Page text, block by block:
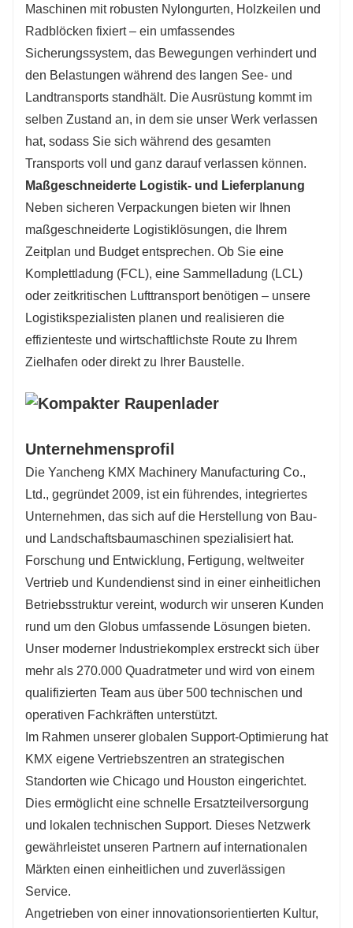
Maschinen mit robusten Nylongurten, Holzkeilen und
Radblöcken fixiert – ein umfassendes
Sicherungssystem, das Bewegungen verhindert und
den Belastungen während des langen See- und
Landtransports standhält. Die Ausrüstung kommt im
selben Zustand an, in dem sie unser Werk verlassen
hat, sodass Sie sich während des gesamten
Transports voll und ganz darauf verlassen können.
Maßgeschneiderte Logistik- und Lieferplanung
Neben sicheren Verpackungen bieten wir Ihnen
maßgeschneiderte Logistiklösungen, die Ihrem
Zeitplan und Budget entsprechen. Ob Sie eine
Komplettladung (FCL), eine Sammelladung (LCL)
oder zeitkritischen Lufttransport benötigen – unsere
Logistikspezialisten planen und realisieren die
effizienteste und wirtschaftlichste Route zu Ihrem
Zielhafen oder direkt zu Ihrer Baustelle.
Unternehmensprofil
Die Yancheng KMX Machinery Manufacturing Co.,
Ltd., gegründet 2009, ist ein führendes, integriertes
Unternehmen, das sich auf die Herstellung von Bau-
und Landschaftsbaumaschinen spezialisiert hat.
Forschung und Entwicklung, Fertigung, weltweiter
Vertrieb und Kundendienst sind in einer einheitlichen
Betriebsstruktur vereint, wodurch wir unseren Kunden
rund um den Globus umfassende Lösungen bieten.
Unser moderner Industriekomplex erstreckt sich über
mehr als 270.000 Quadratmeter und wird von einem
qualifizierten Team aus über 500 technischen und
operativen Fachkräften unterstützt.
Im Rahmen unserer globalen Support-Optimierung hat
KMX eigene Vertriebszentren an strategischen
Standorten wie Chicago und Houston eingerichtet.
Dies ermöglicht eine schnelle Ersatzteilversorgung
und lokalen technischen Support. Dieses Netzwerk
gewährleistet unseren Partnern auf internationalen
Märkten einen einheitlichen und zuverlässigen
Service.
Angetrieben von einer innovationsorientierten Kultur,